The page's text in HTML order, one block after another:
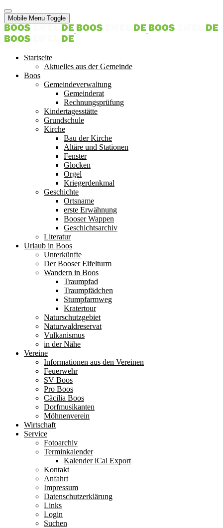
Mobile Menu Toggle
Startseite
Aktuelles aus der Gemeinde
Boos
Gemeindeverwaltung
Gemeinderat
Rechnungsprüfung
Kindertagesstätte
Grundschule
Kirche
Bau der Kirche
Altäre und Stationen
Fenster
Glocken
Orgel
Kriegerdenkmal
Geschichte
Ortsname
erste Erwähnung
Booser Wappen
Geschichtsarchiv
Literatur
Urlaub in Boos
Unterkünfte
Der Booser Eifelturm
Wandern in Boos
Traumpfad
Traumpfädchen
Stumpfarmweg
Kratertour
Naturschutzgebiet
Naturwaldreservat
Vulkanismus
in der Nähe
Vereine
Informationen aus den Vereinen
Feuerwehr
SV Boos
Pro Boos
Cäcilia Boos
Dorfmusikanten
Möhnenverein
Wirtschaft
Service
Fotoarchiv
Terminkalender
Kalender iCal Export
Kontakt
Anfahrt
Impressum
Datenschutzerklärung
Links
Login
Suchen